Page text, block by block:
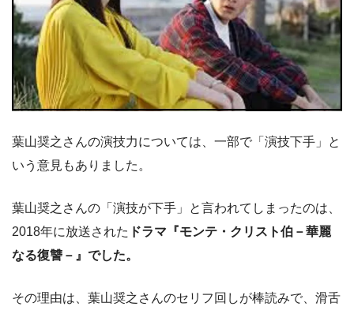
葉山奨之さんの演技力については、一部で「演技下手」と
いう意見もありました。
葉山奨之さんの「演技が下手」と言われてしまったのは、
2018年に放送された ドラマ『モンテ・クリスト伯－華麗
なる復讐－』でした。
その理由は、葉山奨之さんのセリフ回しが棒読みで、滑舌